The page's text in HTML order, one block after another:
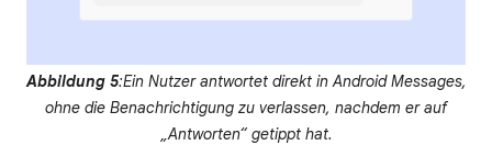
Abbildung 5:Ein Nutzer antwortet direkt in Android Messages,
ohne die Benachrichtigung zu verlassen, nachdem er auf
„Antworten“ getippt hat.